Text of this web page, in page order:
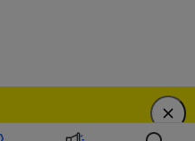
des producteurs et des